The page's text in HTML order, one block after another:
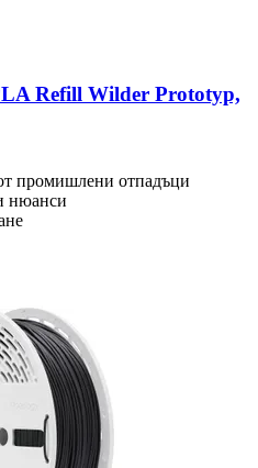
Refill Wilder Prototyp,
промишлени отпадъци
нюанси